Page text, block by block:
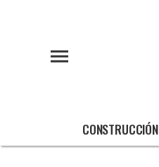
CONSTRUCCIÓN